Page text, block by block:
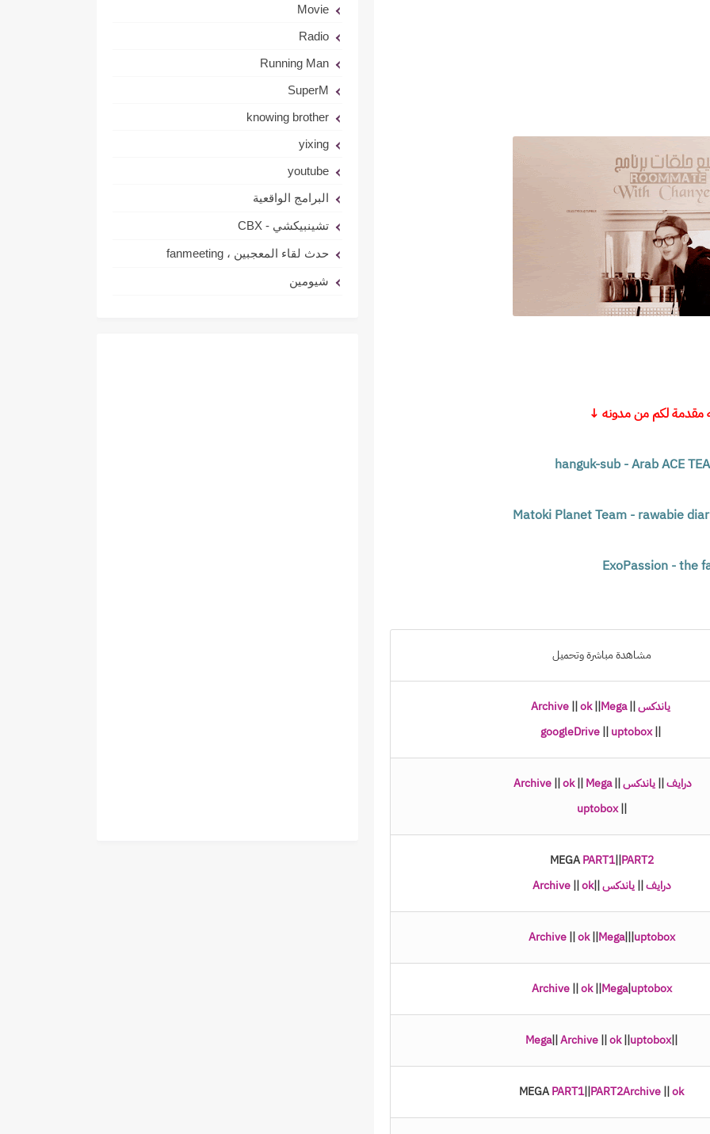
مقدمة لكم من مدونه ↓
Matoki Planet Team - rawabie
ExoPassion - the
مشاهدة مباشرة وتحميل
ياندكس||
Archive||ok||Mega
||
googleDrive|| uptobox
درايف||ياندكس||
Archive||ok|| Mega
||
uptobox
MEGAPART1||PART2
درايف||ياندكس||
Archive||ok
Archive||ok ||Mega|||uptobox
Archive||ok ||Mega|uptobox
||
Mega||Archive||ok||uptobox
MEGAPART1||PART2Archive||ok
Movie
Radio
Running Man
SuperM
knowing brother
yixing
youtube
البرامج الواقعية
تشينبيكشي - CBX
حدث لقاء المعجبين ، fanmeeting
شيومين